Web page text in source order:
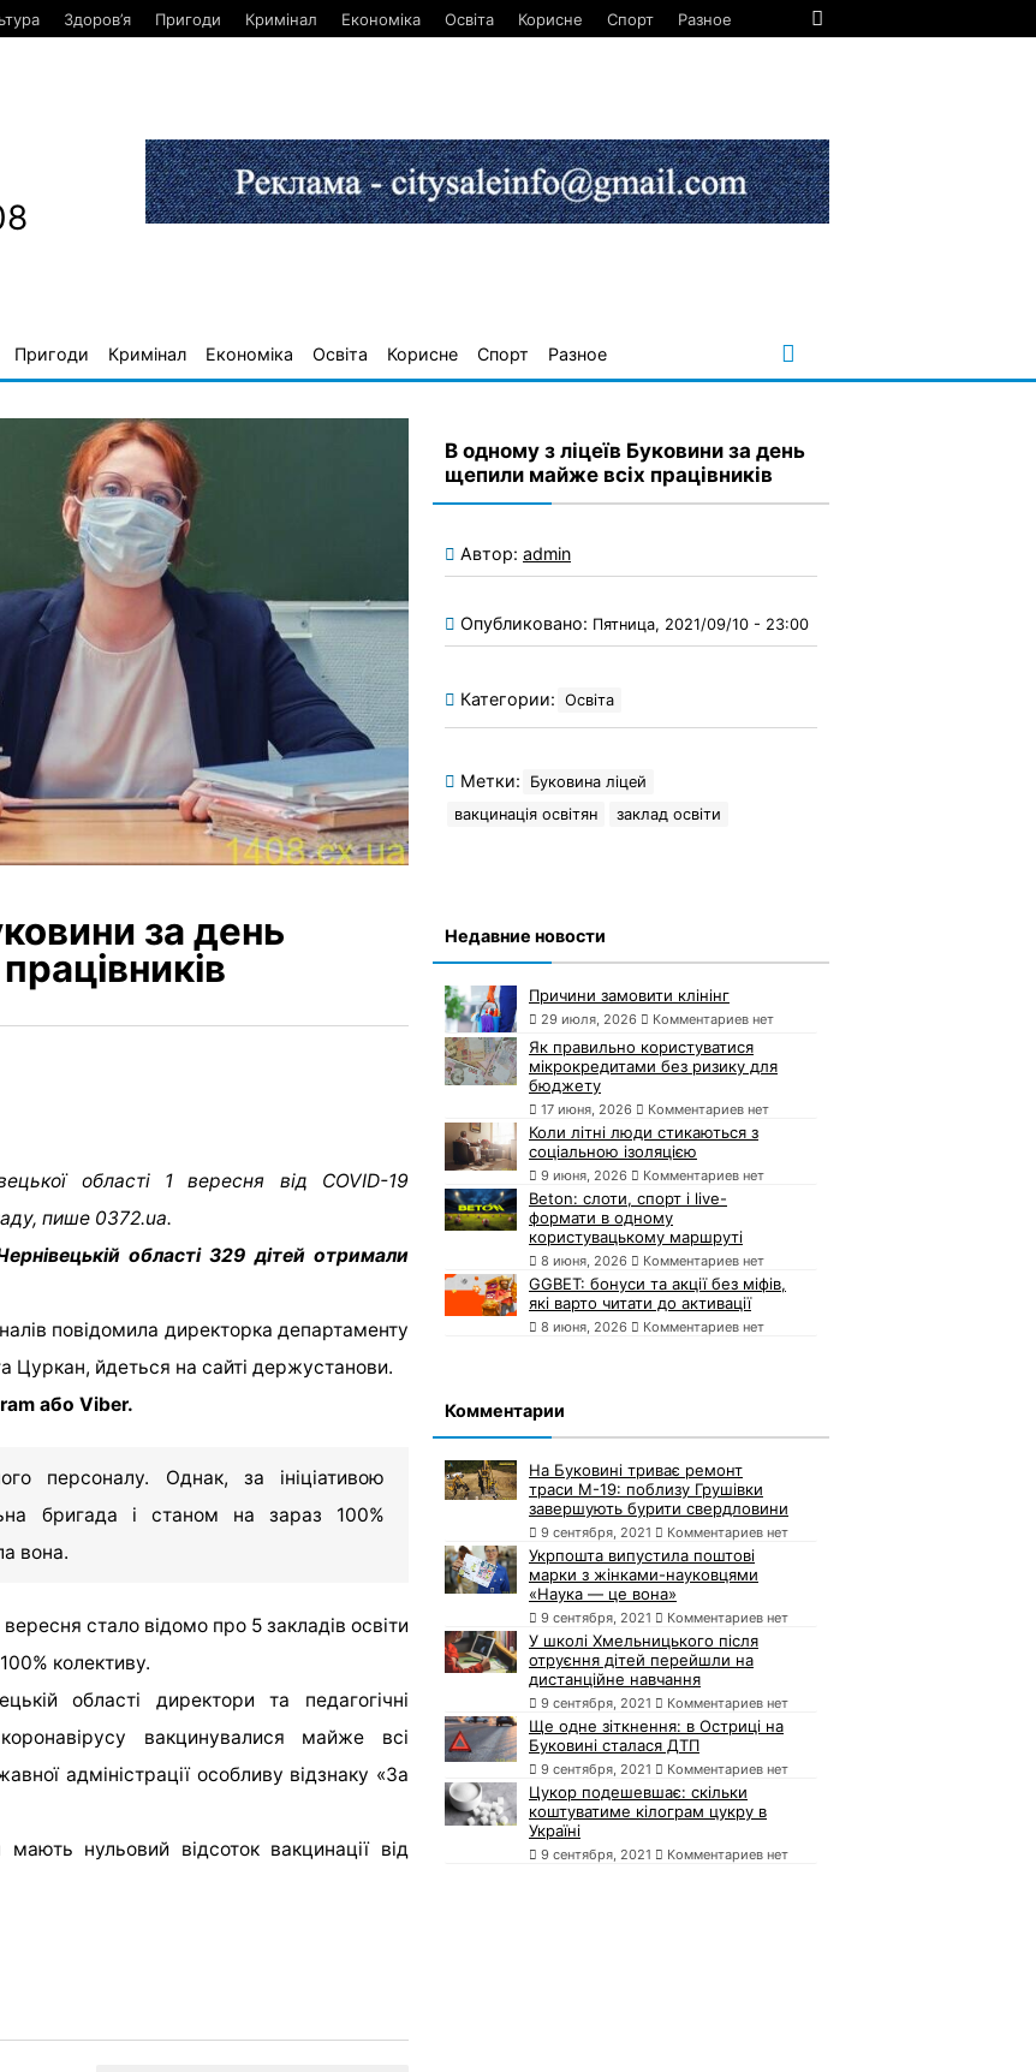
Здоров’я Пригоди Кримінал Економіка Освіта Корисне Спорт Разное
Пригоди Кримінал Економіка Освіта Корисне Спорт Разное
за день
області 1 вересня від COVID-19
пише 0372.ua.
області 329 дітей отримали
повідомила директорка департаменту
Цуркан, йдеться на сайті держустанови.
або Viber.
персоналу. Однак, за ініціативою
бригада і станом на зараз 100%
вона.
стало відомо про 5 закладів освіти
колективу.
області директори та педагогічні
вакцинувалися майже всі
адміністрації особливу відзнаку «За
нульовий відсоток вакцинації від
В одному з ліцеїв Буковини за день
щепили майже всіх працівників
Автор: admin
Опубликовано: Пятница, 2021/09/10 - 23:00
Категории: Освіта
Метки:
Буковина ліцей
вакцинація освітян
заклад освіти
Недавние новости
Причини замовити клінінг
29 июля, 2026 Комментариев нет
Як правильно користуватися
мікрокредитами без ризику для
бюджету
17 июня, 2026 Комментариев нет
Коли літні люди стикаються з
соціальною ізоляцією
9 июня, 2026 Комментариев нет
Beton: слоти, спорт і live-
формати в одному
користувацькому маршруті
8 июня, 2026 Комментариев нет
GGBET: бонуси та акції без міфів,
які варто читати до активації
8 июня, 2026 Комментариев нет
Комментарии
На Буковині триває ремонт
траси М-19: поблизу Грушівки
завершують бурити свердловини
9 сентября, 2021 Комментариев нет
Укрпошта випустила поштові
марки з жінками-науковцями
«Наука — це вона»
9 сентября, 2021 Комментариев нет
У школі Хмельницького після
отруєння дітей перейшли на
дистанційне навчання
9 сентября, 2021 Комментариев нет
Ще одне зіткнення: в Остриці на
Буковині сталася ДТП
9 сентября, 2021 Комментариев нет
Цукор подешевшає: скільки
коштуватиме кілограм цукру в
Україні
9 сентября, 2021 Комментариев нет